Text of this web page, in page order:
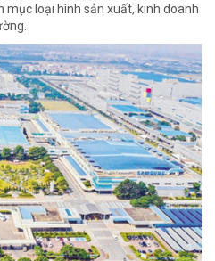
loại hình sản xuất, kinh doanh